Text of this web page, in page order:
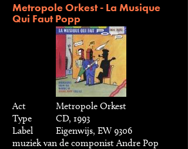
Metropole Orkest - La Musique
Qui Faut Popp
Act
Metropole Orkest
Type
CD, 1993
Label
Eigenwijs, EW 9306
muziek van de componist Andre Pop